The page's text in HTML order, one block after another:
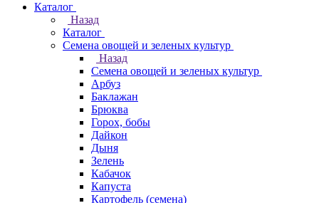
Каталог
Назад
Каталог
Семена овощей и зеленых культур
Назад
Семена овощей и зеленых культур
Арбуз
Баклажан
Брюква
Горох, бобы
Дайкон
Дыня
Зелень
Кабачок
Капуста
Картофель (семена)